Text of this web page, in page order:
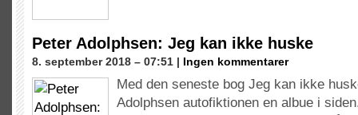
Peter Adolphsen: Jeg kan ikke huske
8. september 2018 – 07:51 | Ingen kommentarer
Med den seneste bog Jeg kan ikke
Adolphsen autofiktionen en albue i